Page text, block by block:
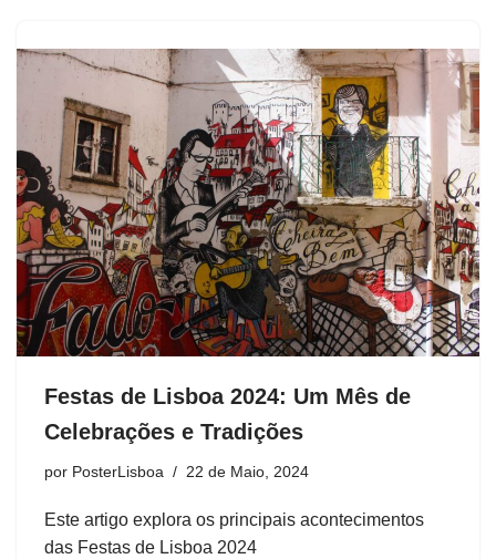
Festas de Lisboa 2024: Um Mês de
Celebrações e Tradições
por PosterLisboa 22 de Maio, 2024
Este artigo explora os principais acontecimentos
das Festas de Lisboa 2024